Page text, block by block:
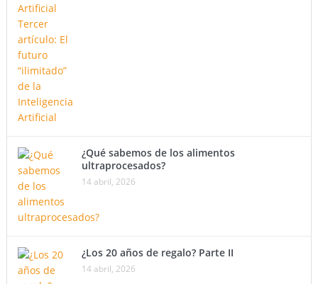
¿Qué sabemos de los alimentos
ultraprocesados?
14 abril, 2026
¿Los 20 años de regalo? Parte II
14 abril, 2026